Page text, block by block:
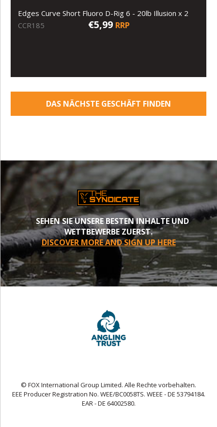
Edges Curve Short Fluoro D-Rig 6 - 20lb Illusion x 2
CCR185
€5,99 RRP
DAS NÄCHSTE GESCHÄFT FINDEN
SEHEN SIE UNSERE BESTEN INHALTE UND
WETTBEWERBE ZUERST.
DISCOVER MORE AND SIGN UP HERE
© FOX International Group Limited. Alle Rechte vorbehalten.
EEE Producer Registration No. WEE/BC0058TS. WEEE - DE 53794184.
EAR - DE 64002580.